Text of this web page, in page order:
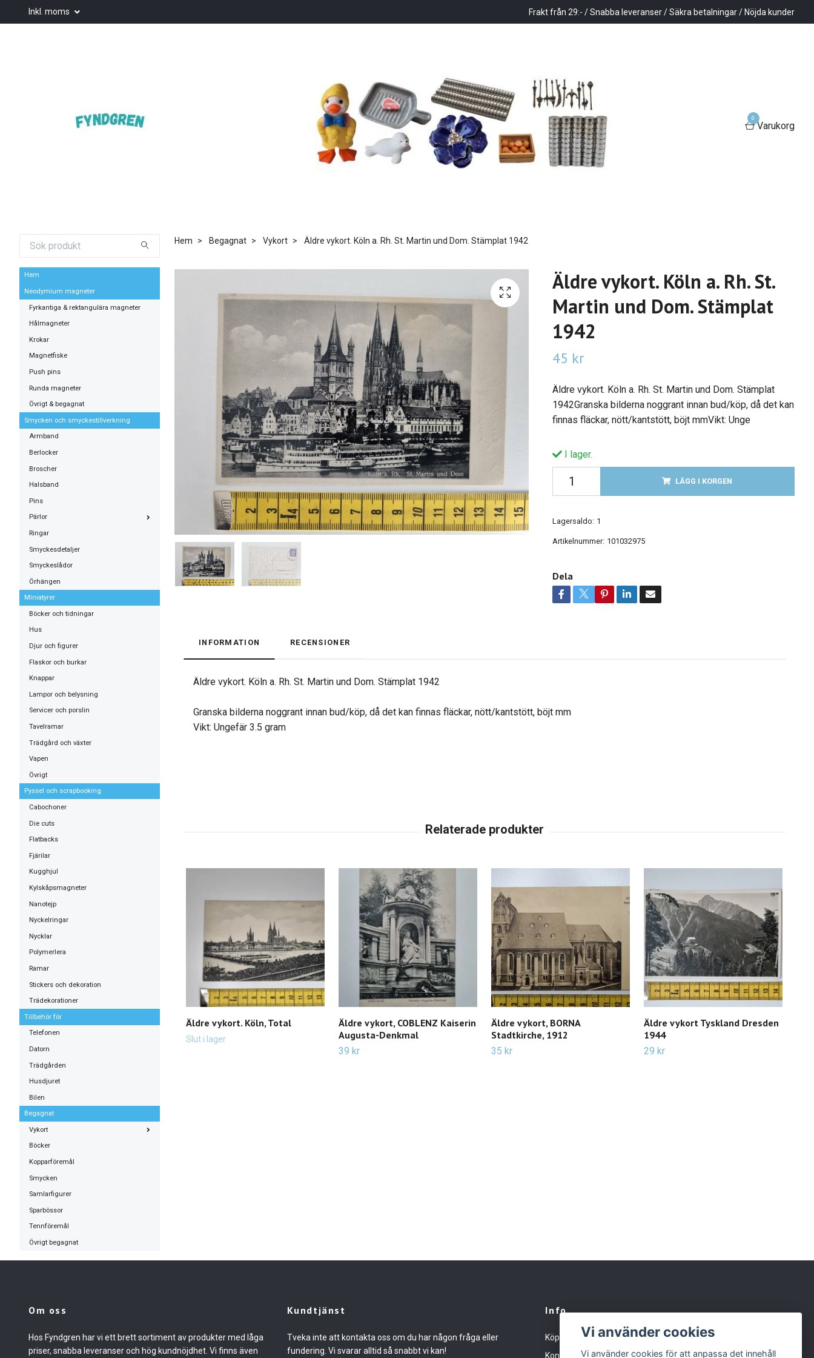
Inkl. moms Frakt från 29:- / Snabba leveranser / Säkra betalningar / Nöjda kunder
0
Varukorg
Hem
Neodymium magneter
Fyrkantiga & rektangulära magneter
Hålmagneter
Krokar
Magnetfiske
Push pins
Runda magneter
Övrigt & begagnat
Smycken och smyckestillverkning
Armband
Berlocker
Broscher
Halsband
Pins
Pärlor
Ringar
Smyckesdetaljer
Smyckeslådor
Örhängen
Miniatyrer
Böcker och tidningar
Hus
Djur och figurer
Flaskor och burkar
Knappar
Lampor och belysning
Servicer och porslin
Tavelramar
Trädgård och växter
Vapen
Övrigt
Pyssel och scrapbooking
Cabochoner
Die cuts
Flatbacks
Fjärilar
Kugghjul
Kylskåpsmagneter
Nanotejp
Nyckelringar
Nycklar
Polymerlera
Ramar
Stickers och dekoration
Trädekorationer
Tillbehör för
Telefonen
Datorn
Trädgården
Husdjuret
Bilen
Begagnat
Vykort
Böcker
Kopparföremål
Smycken
Samlarfigurer
Sparbössor
Tennföremål
Övrigt begagnat
Hem Begagnat Vykort Äldre vykort. Köln a. Rh. St. Martin und Dom. Stämplat 1942
Äldre vykort. Köln a. Rh. St.
Martin und Dom. Stämplat
1942
45 kr
Äldre vykort. Köln a. Rh. St. Martin und Dom. Stämplat
1942Granska bilderna noggrant innan bud/köp, då det kan
finnas fläckar, nött/kantstött, böjt mmVikt: Unge
I lager.
LÄGG I KORGEN
Lagersaldo: 1
Artikelnummer: 101032975
Dela
INFORMATION RECENSIONER
Äldre vykort. Köln a. Rh. St. Martin und Dom. Stämplat 1942
Granska bilderna noggrant innan bud/köp, då det kan finnas fläckar, nött/kantstött, böjt mm
Vikt: Ungefär 3.5 gram
Äldre vykort. Köln, Total
Slut i lager
Äldre vykort, COBLENZ Kaiserin
Augusta-Denkmal
39 kr
Äldre vykort, BORNA
Stadtkirche, 1912
35 kr
Äldre vykort Tyskland Dresden
1944
29 kr
Om oss
Hos Fyndgren har vi ett brett sortiment av produkter med låga
priser, snabba leveranser och hög kundnöjdhet. Vi finns även
Kundtjänst
Tveka inte att kontakta oss om du har någon fråga eller
fundering. Vi svarar alltid så snabbt vi kan!
Info
Köpvillkor
Kontakt
Vi använder cookies
Vi använder cookies för att anpassa det innehåll